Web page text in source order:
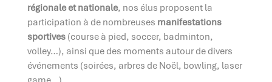
régionale et nationale, nos élus proposent la
participation à de nombreuses manifestations
sportives(course à pied, soccer, badminton,
volley…), ainsi que des moments autour de divers
événements (soirées, arbres de Noël, bowling, laser